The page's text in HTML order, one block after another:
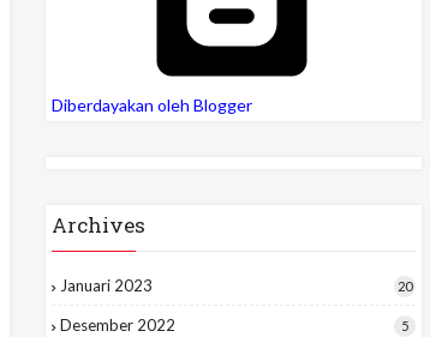
Diberdayakan oleh Blogger
Archives
Januari 2023 20
Desember 2022 5